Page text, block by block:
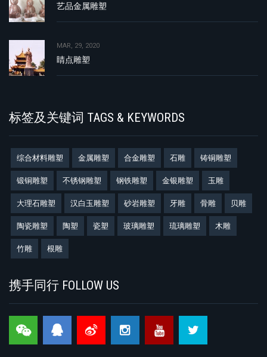
艺品金属雕塑
MAR, 29, 2020
睛点雕塑
标签及关键词 TAGS & KEYWORDS
综合材料雕塑 金属雕塑 合金雕塑 石雕 铸铜雕塑
锻铜雕塑 不锈钢雕塑 钢铁雕塑 金银雕塑 玉雕
大理石雕塑 汉白玉雕塑 砂岩雕塑 牙雕 骨雕 贝雕
陶瓷雕塑 陶塑 瓷塑 玻璃雕塑 琉璃雕塑 木雕
竹雕 根雕
携手同行 FOLLOW US